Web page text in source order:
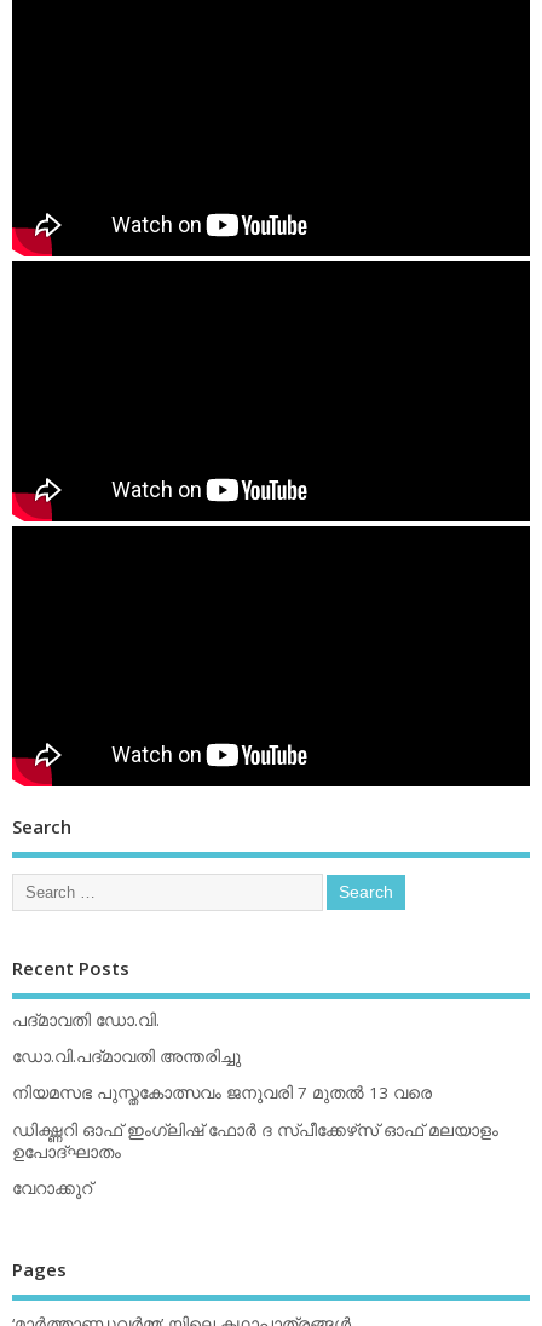
Search
Recent Posts
പദ്മാവതി ഡോ.വി.
ഡോ.വി.പദ്മാവതി അന്തരിച്ചു
നിയമസഭ പുസ്തകോത്സവം ജനുവരി 7 മുതല്‍ 13 വരെ
ഡിക്ഷ്ണറി ഓഫ് ഇംഗ്ലിഷ് ഫോര്‍ ദ സ്പീക്കേഴ്‌സ് ഓഫ് മലയാളം
ഉപോദ്ഘാതം
വേറാക്കൂറ്
Pages